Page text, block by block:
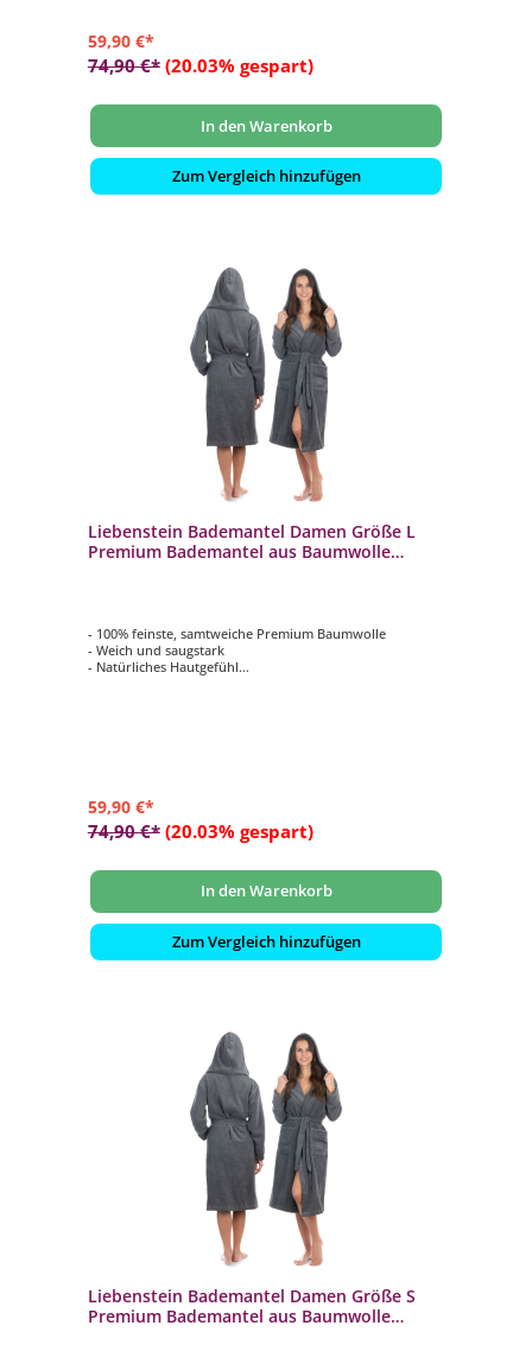
59,90 €*
74,90 €* (20.03% gespart)
In den Warenkorb
Zum Vergleich hinzufügen
Liebenstein Bademantel Damen Größe L
Premium Bademantel aus Baumwolle
- 100% feinste, samtweiche Premium Baumwolle
- Weich und saugstark
- Natürliches Hautgefühl
59,90 €*
74,90 €* (20.03% gespart)
In den Warenkorb
Zum Vergleich hinzufügen
Liebenstein Bademantel Damen Größe S
Premium Bademantel aus Baumwolle